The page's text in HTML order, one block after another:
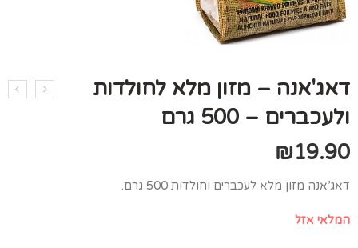
דאג'אנה – מזון מלא לחולדות
ולעכברים – 500 גרם
₪19.90
דאג’אנה מזון מלא לעכברים וחולדות 500 גרם.
המלאי אזל